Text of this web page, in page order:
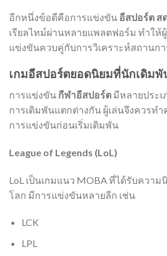
อีกหนึ่งข้อดีคือการแข่งขัน อีสปอร์ต ส
เรียลไทม์ผ่านหลายแพลตฟอร์ม ทำให้
แข่งขันควบคู่กับการวิเคราะห์สถานก
เกมอีสปอร์ตยอดนิยมที่นักเดิม
การแข่งขัน กีฬาอีสปอร์ต มีหลายประ
การเดิมพันแตกต่างกัน ผู้เล่นจึงควรท
การแข่งขันก่อนเริ่มเดิมพัน
League of Legends (LoL)
LoL เป็นเกมแนว MOBA ที่ได้รับควา
โลก มีการแข่งขันหลายลีก เช่น
LCK
LPL